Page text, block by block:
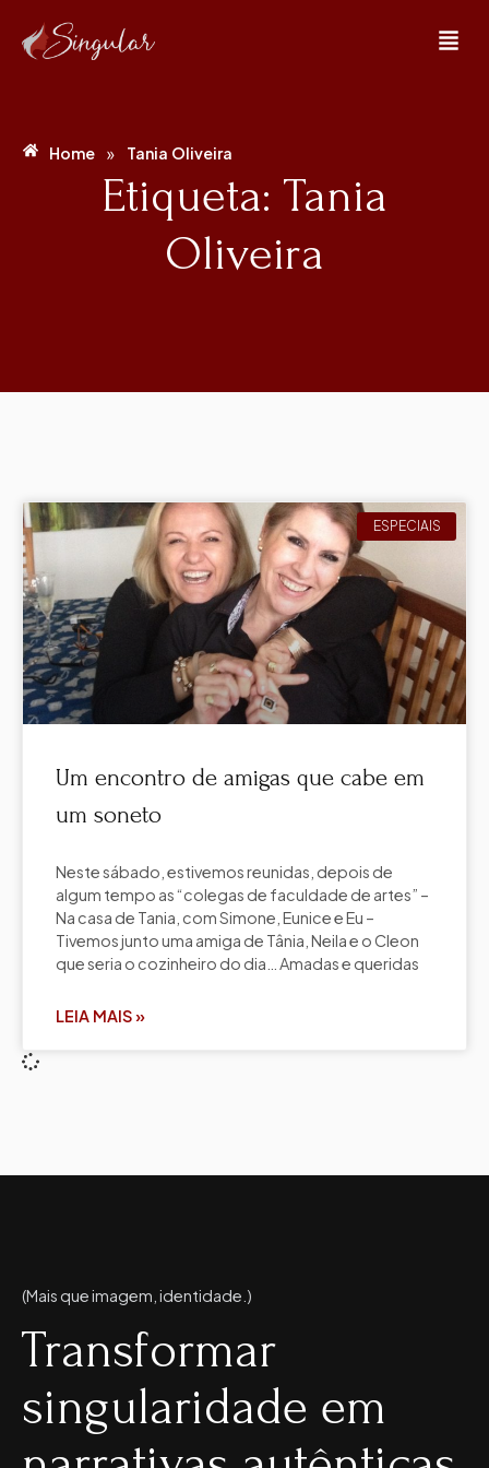
Home » Tania Oliveira
Etiqueta: Tania
Oliveira
ESPECIAIS
Um encontro de amigas que cabe em
um soneto
Neste sábado, estivemos reunidas, depois de
algum tempo as “colegas de faculdade de artes” –
Na casa de Tania, com Simone, Eunice e Eu –
Tivemos junto uma amiga de Tânia, Neila e o Cleon
que seria o cozinheiro do dia… Amadas e queridas
LEIA MAIS »
(Mais que imagem, identidade.)
Transformar
singularidade em